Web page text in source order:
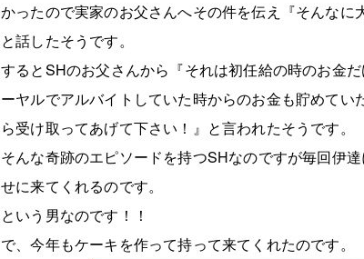
かったので実家のお父さんへその件を伝え『そんなに
と話したそうです。
するとSHのお父さんから『それは初任給の時のお金
ーヤルでアルバイトしていた時からのお金も貯めてい
ら受け取ってあげて下さい！』と言われたそうです。
そんな奇跡のエピソードを持つSHなのですが毎回伊
せに来てくれるのです。
という男なのです！！
で、今年もケーキを作って持って来てくれたのです。